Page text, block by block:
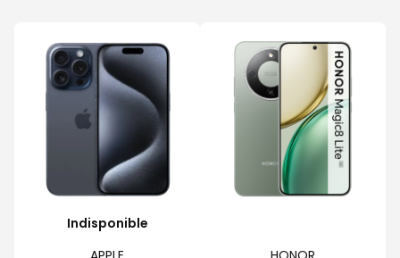
Indisponible